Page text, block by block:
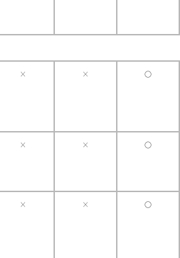
× × 〇
× × 〇
× × 〇